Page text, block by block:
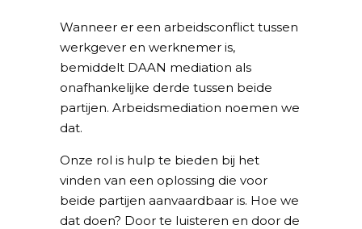
Wanneer er een arbeidsconflict tussen
werkgever en werknemer is,
bemiddelt DAAN mediation als
onafhankelijke derde tussen beide
partijen. Arbeidsmediation noemen we
dat.
Onze rol is hulp te bieden bij het
vinden van een oplossing die voor
beide partijen aanvaardbaar is. Hoe we
dat doen? Door te luisteren en door de